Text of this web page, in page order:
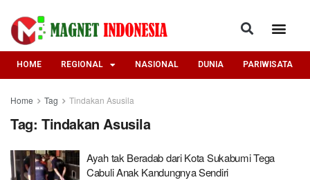
HOME REGIONAL NASIONAL DUNIA PARIWISATA
Home Tag Tindakan Asusila
Tag: Tindakan Asusila
Ayah tak Beradab dari Kota Sukabumi Tega
Cabuli Anak Kandungnya Sendiri